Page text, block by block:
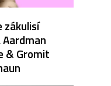
zákulisí
& Gromit